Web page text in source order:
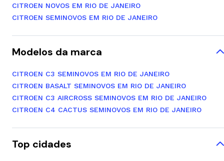
CITROEN NOVOS EM RIO DE JANEIRO
CITROEN SEMINOVOS EM RIO DE JANEIRO
Modelos da marca
CITROEN C3 SEMINOVOS EM RIO DE JANEIRO
CITROEN BASALT SEMINOVOS EM RIO DE JANEIRO
CITROEN C3 AIRCROSS SEMINOVOS EM RIO DE JANEIRO
CITROEN C4 CACTUS SEMINOVOS EM RIO DE JANEIRO
Top cidades